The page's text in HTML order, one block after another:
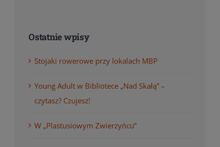
Ostatnie wpisy
Stojaki rowerowe przy lokalach MBP
Young Adult w Bibliotece „Nad Skałą” –
czytasz? Czujesz!
W „Plastusiowym Zwierzyńcu”